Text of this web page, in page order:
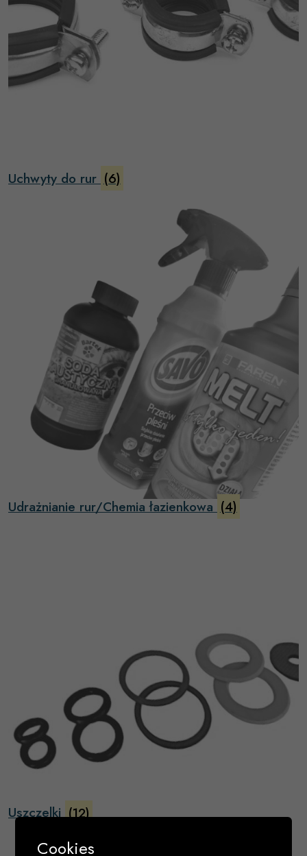
Uchwyty do rur (6)
Udrażnianie rur/Chemia łazienkowa (4)
Uszczelki(12)
Cookies